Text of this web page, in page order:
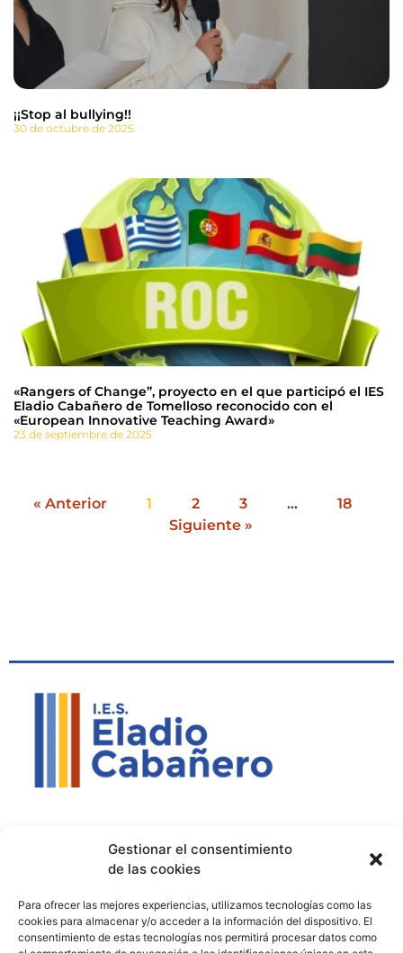
Gestionar el consentimiento
de las cookies
Para ofrecer las mejores experiencias, utilizamos tecnologías como las
cookies para almacenar y/o acceder a la información del dispositivo. El
consentimiento de estas tecnologías nos permitirá procesar datos como
¡¡Stop al bullying!!
30 de octubre de 2025
«Rangers of Change”, proyecto en el que participó el IES
Eladio Cabañero de Tomelloso reconocido con el
«European Innovative Teaching Award»
23 de septiembre de 2025
« Anterior 1 2 3 …
18
Siguiente »
926 51 00 33
13003129.ies@educastillalamancha.es
Proyecto Bilingüe
Ágora Europa